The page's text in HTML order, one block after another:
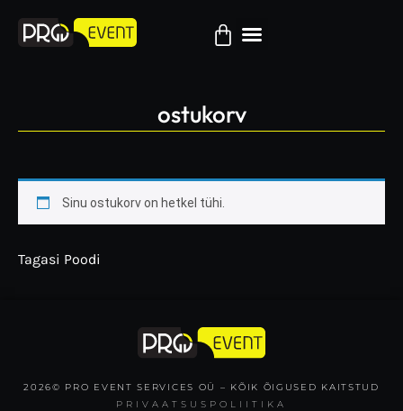
ostukorv
Sinu ostukorv on hetkel tühi.
Tagasi Poodi
2026© PRO EVENT SERVICES OÜ – KÕIK ÕIGUSED KAITSTUD
PRIVAATSUSPOLIITIKA